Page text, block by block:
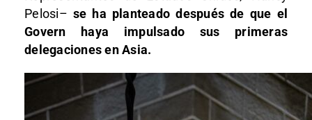
Pelosi– se ha planteado después de que el
Govern haya impulsado sus primeras
delegaciones en Asia.